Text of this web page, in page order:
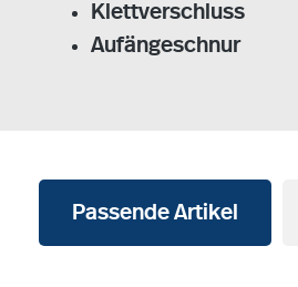
Klettverschluss
Aufängeschnur
Passende Artikel